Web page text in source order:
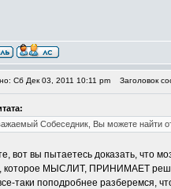
Сб Дек 03, 2011 10:11 pm Заголовок
Собеседник, Вы можете найти
вот вы пытаетесь доказать, что
которое МЫСЛИТ, ПРИНИМАЕТ
таки поподробнее разберемся,